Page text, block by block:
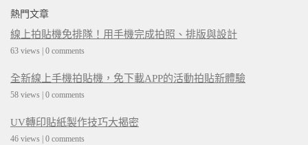
熱門文章
線上拍貼機免排隊！用手機完成拍照、排版與設計
63 views | 0 comments
全新線上手機拍貼機，免下載APP的活動拍貼新體驗
58 views | 0 comments
UV轉印貼紙製作技巧大揭密
46 views | 0 comments